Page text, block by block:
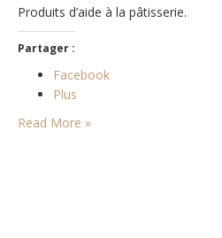
Produits d’aide à la pâtisserie.
Partager :
Facebook
Plus
Read More »